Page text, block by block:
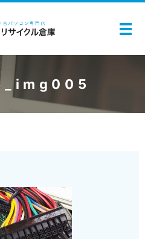
メ